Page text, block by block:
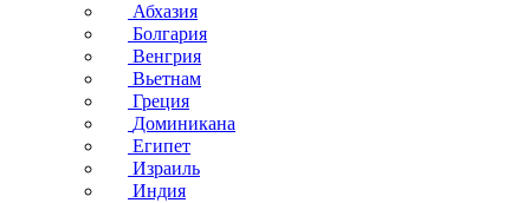
Абхазия
Болгария
Венгрия
Вьетнам
Греция
Доминикана
Египет
Израиль
Индия